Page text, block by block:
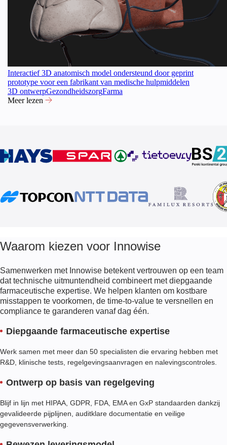
Interactief 3D anatomisch model ondersteund door geprint
prototype voor een fabrikant van medische hulpmiddelen
3D ontwerpGezondheidszorgFarma
Meer lezen
Waarom kiezen voor Innowise
Samenwerken met Innowise betekent vertrouwen op een team
dat technische uitmuntendheid combineert met diepgaande
farmaceutische expertise. We helpen klanten om kostbare
misstappen te voorkomen, de time-to-value te versnellen en
compliance te garanderen vanaf dag één.
Diepgaande farmaceutische expertise
Werk samen met meer dan 50 specialisten die ervaring hebben met
R&D, klinische tests, regelgevingsaanvragen en nalevingscontroles.
Ontwerp op basis van regelgeving
Blijf in lijn met HIPAA, GDPR, FDA, EMA en GxP standaarden dankzij
gevalideerde pijplijnen, auditklare documentatie en veilige
gegevensverwerking.